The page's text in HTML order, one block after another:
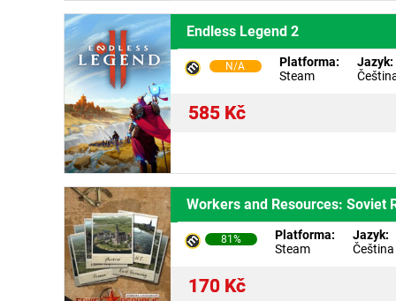
Endless Legend 2
N/A
Platforma:
Steam
Jazyk:
585 Kč
Workers and Resources: Soviet
81%
Platforma:
Steam
Jazyk:
Čeština
170 Kč